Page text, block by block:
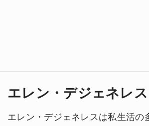
エレン・デジェネレ
エレン・デジェネレスは私生活の